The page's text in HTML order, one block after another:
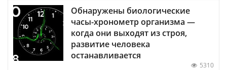
Обнаружены биологические
часы-хронометр организма —
когда они выходят из строя,
развитие человека
останавливается
5310